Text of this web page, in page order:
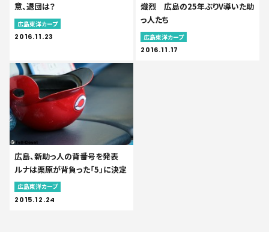
意、退団は？
広島東洋カープ
2016.11.23
熾烈 広島の25年ぶりV導いた助
っ人たち
広島東洋カープ
2016.11.17
広島、新助っ人の背番号を発表
ルナは栗原が背負った「5」に決定
広島東洋カープ
2015.12.24